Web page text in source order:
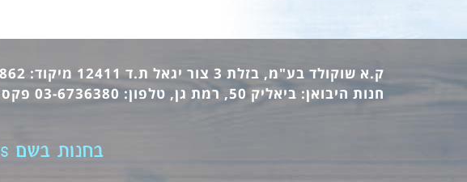
ק.א שוקולד בע"מ, בזלת 3 צור יגאל ת.ד 12411 מיקוד: 44862, טלפון: 09-7440473 פקס: 09-7442770
חנות היבואן: ביאליק 50, רמת גן, טלפון: 03-6736380 פקס: 03-6733140
בחנות בשם goodies ביאליק רמת גן